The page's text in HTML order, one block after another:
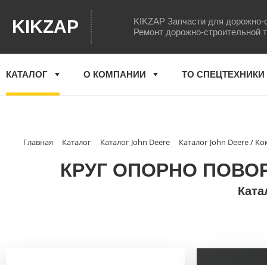
KIKZAP
KIKZAP Запчасти для дорожно-
Ремонт дорожно-строительной
КАТАЛОГ О КОМПАНИИ ТО СПЕЦТЕХНИКИ
Главная Каталог Каталог John Deere Каталог John Deere /
КРУГ ОПОРНО